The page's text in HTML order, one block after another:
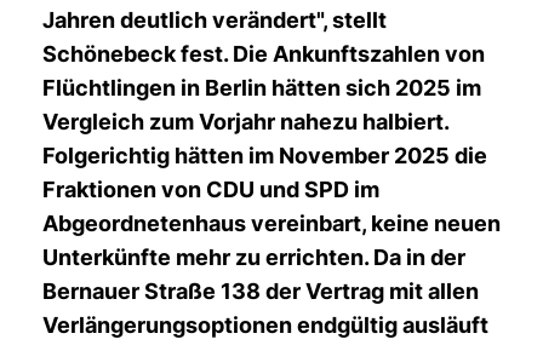
Jahren deutlich verändert", stellt
Schönebeck fest. Die Ankunftszahlen von
Flüchtlingen in Berlin hätten sich 2025 im
Vergleich zum Vorjahr nahezu halbiert.
Folgerichtig hätten im November 2025 die
Fraktionen von CDU und SPD im
Abgeordnetenhaus vereinbart, keine neuen
Unterkünfte mehr zu errichten. Da in der
Bernauer Straße 138 der Vertrag mit allen
Verlängerungsoptionen endgültig ausläuft